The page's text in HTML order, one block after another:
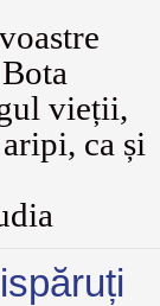
vieții,
ca și